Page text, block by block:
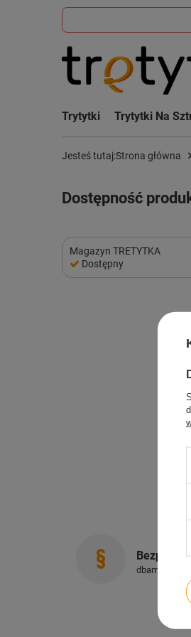
Trytytki Trytytki Na
Jesteś tutaj:Strona główna
Dostępność
Magazyn TRETYTKA
Dostępny
dbamy o